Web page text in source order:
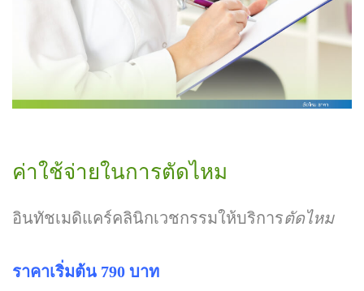
ค่าใช้จ่ายในการตัดไหม
อินทัชเมดิแคร์คลินิกเวชกรรมให้บริการตัดไหม
ราคาเริ่มต้น 790 บาท